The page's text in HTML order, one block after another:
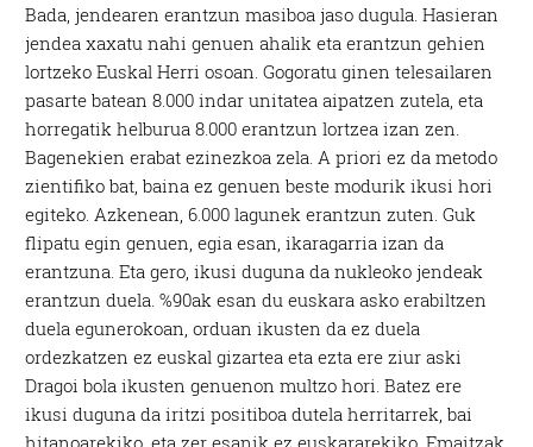
Bada, jendearen erantzun masiboa jaso dugula. Hasieran
jendea xaxatu nahi genuen ahalik eta erantzun gehien
lortzeko Euskal Herri osoan. Gogoratu ginen telesailaren
pasarte batean 8.000 indar unitatea aipatzen zutela, eta
horregatik helburua 8.000 erantzun lortzea izan zen.
Bagenekien erabat ezinezkoa zela. A priori ez da metodo
zientifiko bat, baina ez genuen beste modurik ikusi hori
egiteko. Azkenean, 6.000 lagunek erantzun zuten. Guk
flipatu egin genuen, egia esan, ikaragarria izan da
erantzuna. Eta gero, ikusi duguna da nukleoko jendeak
erantzun duela. %90ak esan du euskara asko erabiltzen
duela egunerokoan, orduan ikusten da ez duela
ordezkatzen ez euskal gizartea eta ezta ere ziur aski
Dragoi bola ikusten genuenon multzo hori. Batez ere
ikusi duguna da iritzi positiboa dutela herritarrek, bai
hitanoarekiko, eta zer esanik ez euskararekiko. Emaitzak